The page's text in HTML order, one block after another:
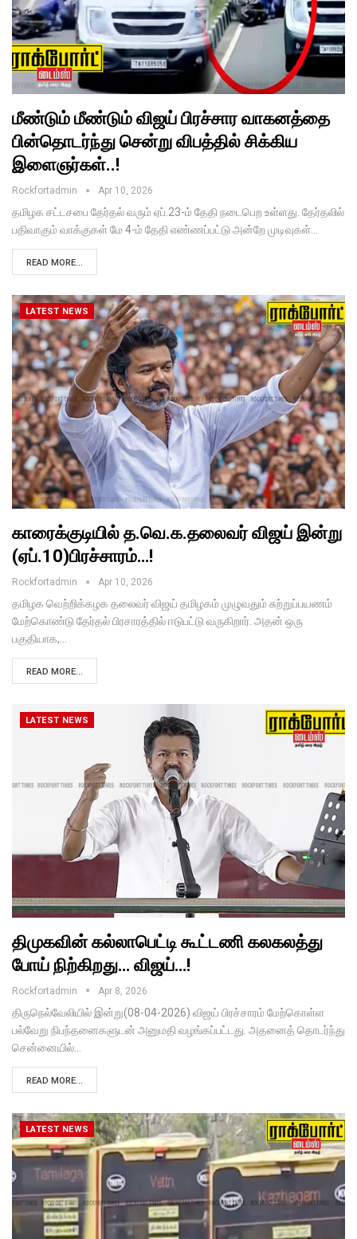
மீண்டும் மீண்டும் விஜய் பிரச்சார வாகனத்தை
பின்தொடர்ந்து சென்று விபத்தில் சிக்கிய
இளைஞர்கள்..!
Rockfortadmin Apr 10, 2026
தமிழக சட்டசபை தேர்தல் வரும் ஏப்.23-ம் தேதி நடைபெற உள்ளது. தேர்தலில்
பதிவாகும் வாக்குகள் மே 4-ம் தேதி எண்ணப்பட்டு அன்றே முடிவுகள்…
READ MORE...
LATEST NEWS
காரைக்குடியில் த.வெ.க.தலைவர் விஜய் இன்று
(ஏப்.10)பிரச்சாரம்…!
Rockfortadmin Apr 10, 2026
தமிழக வெற்றிக்கழக தலைவர் விஜய் தமிழகம் முழுவதும் சுற்றுப்பயணம்
மேற்கொண்டு தேர்தல் பிரசாரத்தில் ஈடுபட்டு வருகிறார். அதன் ஒரு
பகுதியாக,…
READ MORE...
LATEST NEWS
திமுகவின் கல்லாபெட்டி கூட்டணி கலகலத்து
போய் நிற்கிறது… விஜய்…!
Rockfortadmin Apr 8, 2026
திருநெல்வேலியில் இன்று(08-04-2026) விஜய் பிரச்சாரம் மேற்கொள்ள
பல்வேறு நிபந்தனைகளுடன் அனுமதி வழங்கப்பட்டது. அதனைத் தொடர்ந்து
சென்னையில்…
READ MORE...
LATEST NEWS